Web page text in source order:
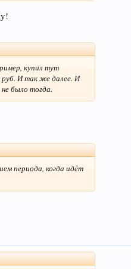
купил тут
руб. И так же далее. И
было тогда.
периода, когда идёт